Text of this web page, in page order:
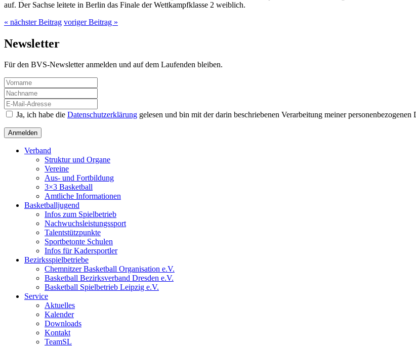
auf. Der Sachse leitete in Berlin das Finale der Wettkampfklasse 2 weiblich.
« nächster Beitrag voriger Beitrag »
Newsletter
Für den BVS-Newsletter anmelden und auf dem Laufenden bleiben.
Ja, ich habe die Datenschutzerklärung gelesen und bin mit der darin beschriebenen Verarbeitung meiner personenbezogenen
Verband
Struktur und Organe
Vereine
Aus- und Fortbildung
3×3 Basketball
Amtliche Informationen
Basketballjugend
Infos zum Spielbetrieb
Nachwuchsleistungssport
Talentstützpunkte
Sportbetonte Schulen
Infos für Kadersportler
Bezirksspielbetriebe
Chemnitzer Basketball Organisation e.V.
Basketball Bezirksverband Dresden e.V.
Basketball Spielbetrieb Leipzig e.V.
Service
Aktuelles
Kalender
Downloads
Kontakt
TeamSL